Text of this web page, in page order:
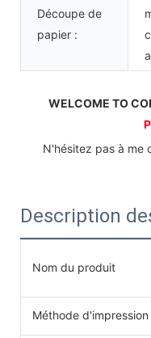
Découpe de
papier :
WELCOME TO
Description
Nom du produit
Méthode d'impression